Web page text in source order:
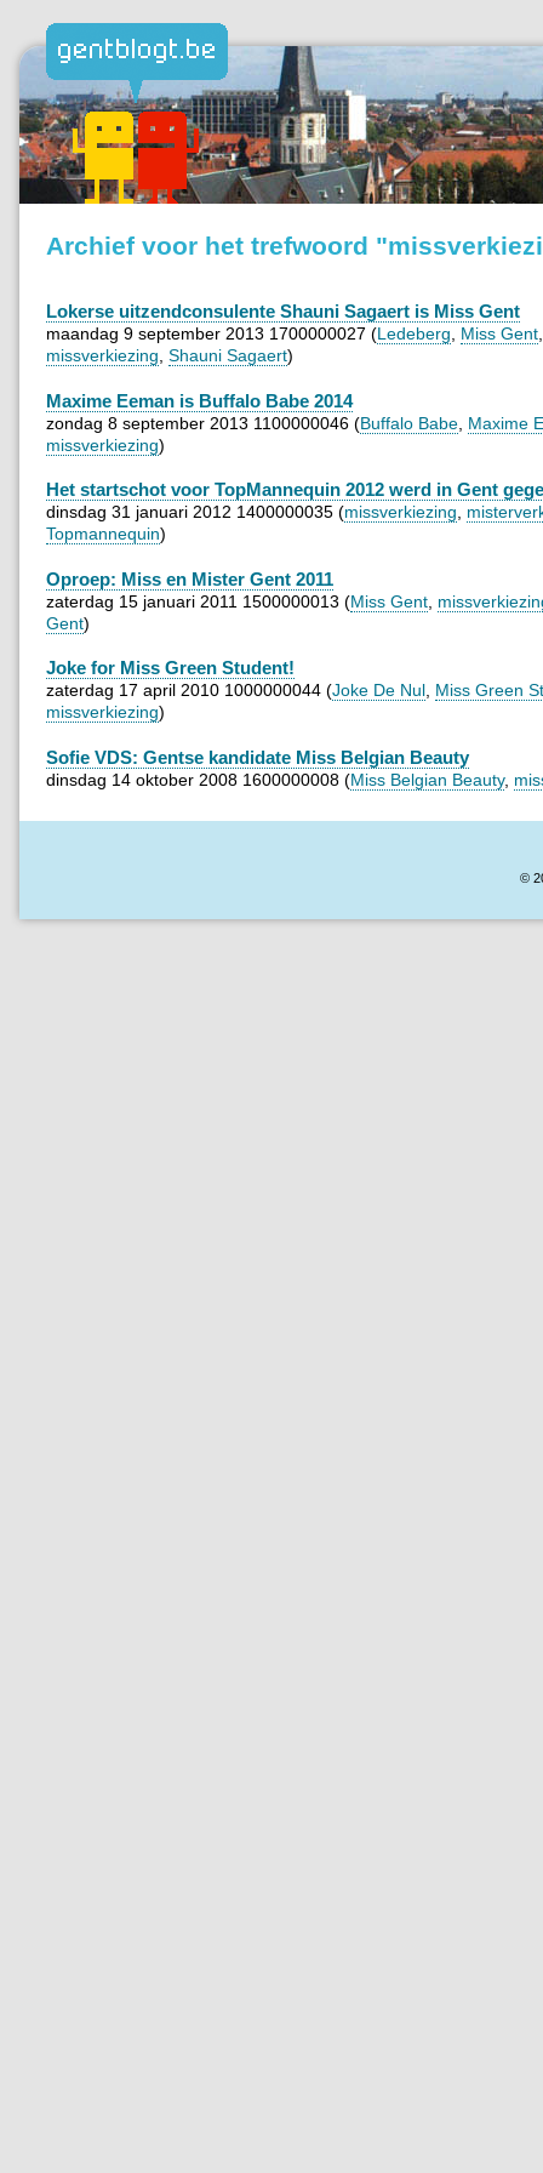
Archief voor het trefwoord
Lokerse uitzendconsulente Shauni Sagaert is Miss Gent
maandag 9 september 2013 1700000027 (Ledeberg Miss Gent
missverkiezing Shauni Sagaert)
Maxime Eeman is Buffalo Babe 2014
zondag 8 september 2013 1100000046 (Buffalo Babe Maxime
missverkiezing)
Het startschot voor TopMannequin 2012 werd in Gent
dinsdag 31 januari 2012 1400000035 (missverkiezing
Topmannequin)
Oproep: Miss en Mister Gent 2011
zaterdag 15 januari 2011 1500000013 (Miss Gent
Gent)
Joke for Miss Green Student!
zaterdag 17 april 2010 1000000044 (Joke De Nul Miss Green
missverkiezing)
Sofie VDS: Gentse kandidate Miss Belgian Beauty
dinsdag 14 oktober 2008 1600000008 (Miss Belgian Beauty,
©